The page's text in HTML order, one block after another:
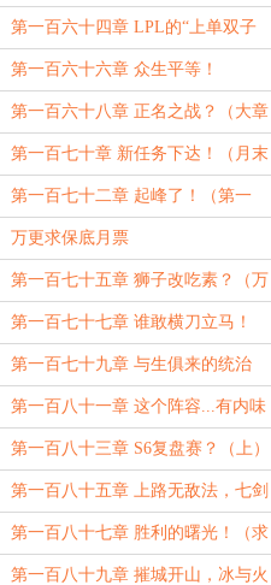
么高？
第一百六十四章 LPL的“上单双子
星”？
第一百六十六章 众生平等！
第一百六十八章 正名之战？（大章
求月票求订阅）
第一百七十章 新任务下达！（月末
求月票求订阅）
第一百七十二章 起峰了！（第一
更）
万更求保底月票
第一百七十五章 狮子改吃素？（万
更求订阅求月票）
第一百七十七章 谁敢横刀立马！
（第二更求订阅求月票）
第一百七十九章 与生俱来的统治
力？
第一百八十一章 这个阵容...有内味
了！（上）
第一百八十三章 S6复盘赛？（上）
第一百八十五章 上路无敌法，七剑
下天山！（求月票求订阅）
第一百八十七章 胜利的曙光！（求
月票求订阅）
第一百八十九章 摧城开山，冰与火